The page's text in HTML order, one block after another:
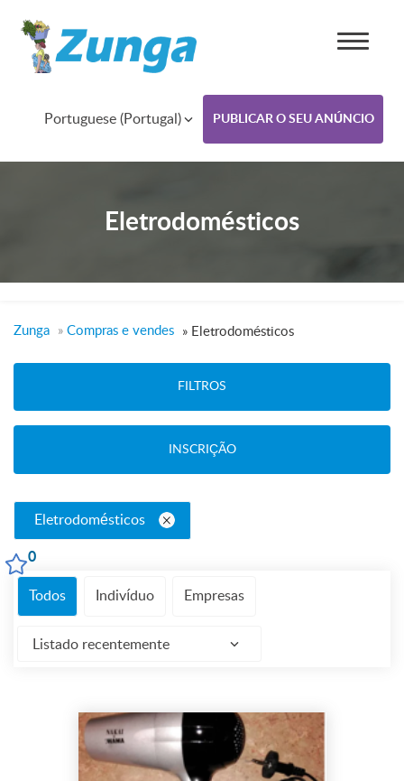
0
Portuguese (Portugal) PUBLICAR O SEU ANÚNCIO
Eletrodomésticos
Zunga » Compras e vendes » Eletrodomésticos
FILTROS
INSCRIÇÃO
Eletrodomésticos
Todos Indivíduo Empresas
Listado recentemente